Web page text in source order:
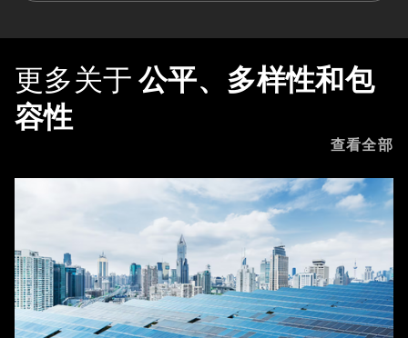
更多关于 公平、多样性和包
容性
查看全部